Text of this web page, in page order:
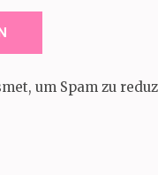
um Spam zu